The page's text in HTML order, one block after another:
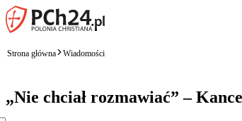
Strona główna Wiadomości
„Nie chciał rozmawiać” –